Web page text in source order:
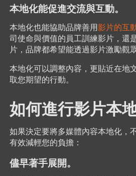
本地化能促進交流與互動。
本地化也能協助品牌善用影片的互
司使命與價值的員工訓練影片，還
片，品牌都希望能透過影片激勵觀
本地化可以調整內容，更貼近在地
取您期望的行動。
如何進行影片本
如果決定要將多媒體內容本地化，
有效減輕您的負擔：
儘早著手展開。